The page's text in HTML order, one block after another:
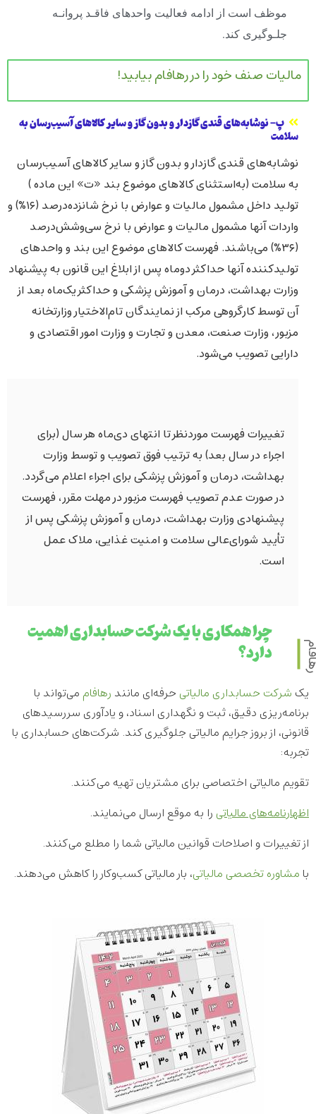
موظف است از ادامه فعالیت واحدهای فاقـد پروانـه
جلـوگیری کند.
مالیات صنف خود را در رهافام بیابید!
پ‌- نوشابه‌های قندی گازدار و بدون گاز و سایر کالاهای آسیب‌رسان به
سلامت
نوشابه‌های قندی گازدار و بدون گاز و سایر کالاهای آسیب‌رسان
به سلامت (به‌استثنای کالاهای موضوع بند «ت» این ماده )
تولید داخل مشمول مالیات و عوارض با نرخ شانزده‌درصد (۱۶%) و
واردات آنها مشمول مالیات و عوارض با نرخ سی‌و‌شش‌درصد
(۳۶%) می‌باشند. فهرست کالاهای موضوع این بند و واحدهای
تولیدکننده آنها حداکثر دوماه پس از ابلاغ این قانون به پیشنهاد
وزارت بهداشت، درمان و آموزش پزشکی و حداکثر یک‌ماه بعد از
آن توسط کارگروهی مرکب از نمایندگان تام‌الاختیار وزارتخانه
مزبور، وزارت صنعت، معدن و تجارت و وزارت امور اقتصادی و
دارایی تصویب می‌شود.
تغییرات فهرست موردنظر تا انتهای دی‌ماه هر سال (برای
اجراء در سال بعد) به ترتیب فوق تصویب و توسط وزارت
بهداشت، درمان و آموزش پزشکی برای اجراء اعلام می‌گردد.
در صورت عدم تصویب فهرست مزبور در مهلت مقرر، فهرست
پیشنهادی وزارت بهداشت، درمان و آموزش پزشکی پس از
تأیید شورای‌عالی سلامت و امنیت غذایی، ملاک عمل
است.
چرا همکاری با یک شرکت حسابداری اهمیت
دارد؟
یک شرکت حسابداری مالیاتی حرفه‌ای مانند رهافام می‌تواند با
برنامه‌ریزی دقیق، ثبت و نگهداری اسناد، و یادآوری سررسیدهای
قانونی، از بروز جرایم مالیاتی جلوگیری کند. شرکت‌های حسابداری با
تجربه:
تقویم مالیاتی اختصاصی برای مشتریان تهیه می‌کنند.
اظهارنامه‌های مالیاتی را به موقع ارسال می‌نمایند.
از تغییرات و اصلاحات قوانین مالیاتی شما را مطلع می‌کنند.
با مشاوره تخصصی مالیاتی، بار مالیاتی کسب‌وکار را کاهش می‌دهند.